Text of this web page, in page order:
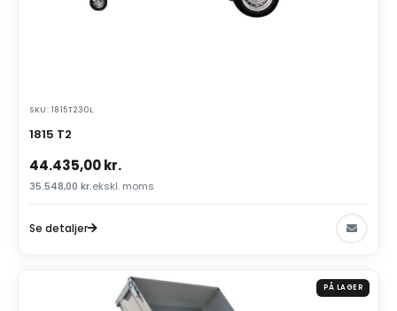
SKU: 1815T230L
1815 T2
44.435,00kr.
35.548,00 kr.ekskl. moms
Se detaljer
PÅ LAGER